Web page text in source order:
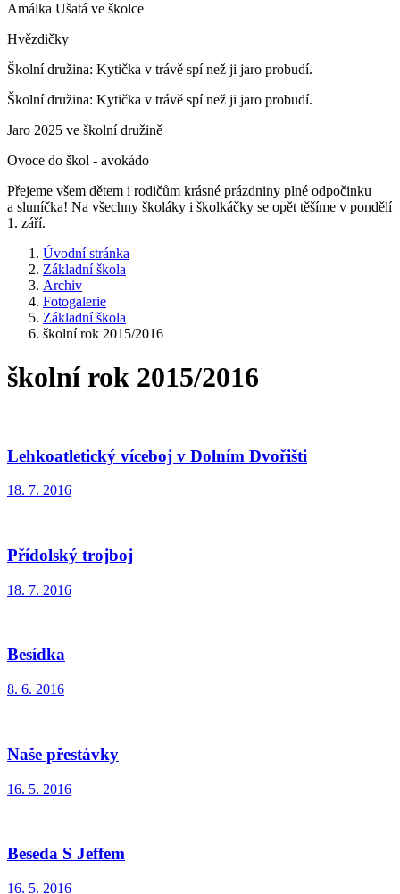
Amálka Ušatá ve školce
Hvězdičky
Školní družina: Kytička v trávě spí než ji jaro probudí.
Školní družina: Kytička v trávě spí než ji jaro probudí.
Jaro 2025 ve školní družině
Ovoce do škol - avokádo
Přejeme všem dětem i rodičům krásné prázdniny plné odpočinku
a sluníčka! Na všechny školáky i školkáčky se opět těšíme v pondělí
1. září.
Úvodní stránka
Základní škola
Archiv
Fotogalerie
Základní škola
školní rok 2015/2016
školní rok 2015/2016
Lehkoatletický víceboj v Dolním Dvořišti
18. 7. 2016
Přídolský trojboj
18. 7. 2016
Besídka
8. 6. 2016
Naše přestávky
16. 5. 2016
Beseda S Jeffem
16. 5. 2016